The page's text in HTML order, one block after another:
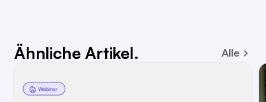
Ähnliche Artikel. Alle